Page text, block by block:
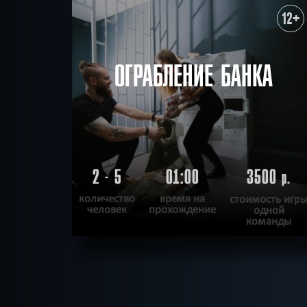
12+
ОГРАБЛЕНИЕ БАНКА
2 - 5
количество
человек
01:00
время на
прохождение
3500р.
стоимость игры
одной
команды